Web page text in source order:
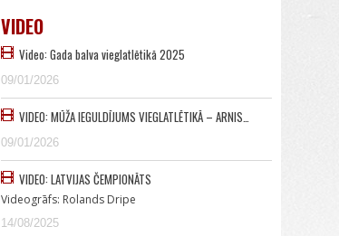
VIDEO
Video: Gada balva vieglatlētikā 2025
09/01/2026
VIDEO: MŪŽA IEGULDĪJUMS VIEGLATLĒTIKĀ – ARNIS…
09/01/2026
VIDEO: LATVIJAS ČEMPIONĀTS
Videogrāfs: Rolands Dripe
14/08/2025